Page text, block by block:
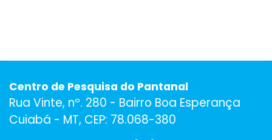
Centro de Pesquisa do Pantanal
Rua Vinte, nº. 280 - Bairro Boa Esperança
Cuiabá - MT, CEP: 78.068-380